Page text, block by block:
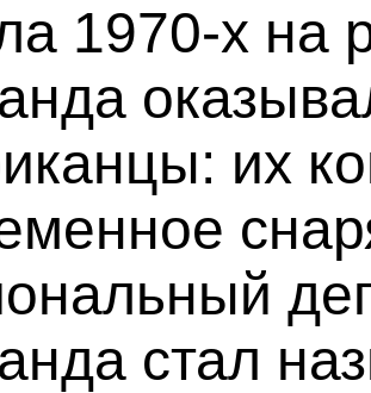
1970-х на
их
стал